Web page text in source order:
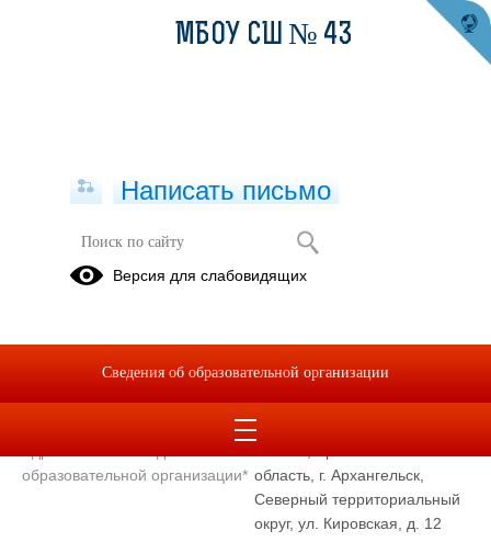
Контакты
образовательной организации* область, г. Архангельск,
Северный территориальный
округ, ул. Кировская, д. 12
МБОУ СШ № 43
Написать письмо
Версия для слабовидящих
Сведения об образовательной организации